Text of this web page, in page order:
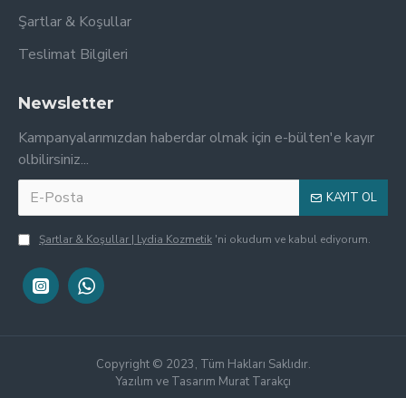
Şartlar & Koşullar
Teslimat Bilgileri
Newsletter
Kampanyalarımızdan haberdar olmak için e-bülten'e kayır
olbilirsiniz...
KAYIT OL
Şartlar & Koşullar | Lydia Kozmetik 'ni okudum ve kabul ediyorum.
Copyright © 2023, Tüm Hakları Saklıdır.
Yazılım ve Tasarım Murat Tarakçı